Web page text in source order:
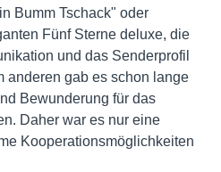
Bumm Tschack" oder
Fünf Sterne deluxe, die
und das Senderprofil
anderen gab es schon lange
Bewunderung für das
Daher war es nur eine
Kooperationsmöglichkeiten